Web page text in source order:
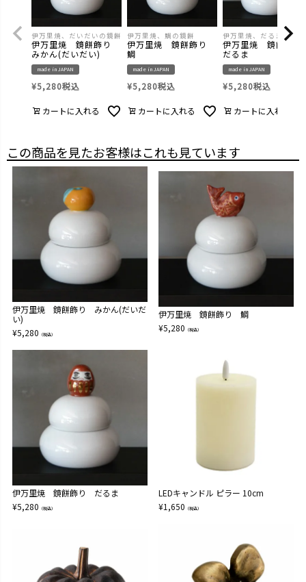
伊万里焼、だいだいの鏡餅
伊万里焼 鏡餅飾り
みかん(だいだい)
made in JAPAN
¥5,280税込
カートに入れる
伊万里焼、鯛の鏡餅
伊万里焼 鏡餅飾り
鯛
made in JAPAN
¥5,280税込
カートに入れる
伊万里焼、だるまの鏡餅
伊万里焼 鏡餅飾
だるま
made in JAPAN
¥5,280税込
カートに入れる
この商品を見たお客様はこれも見ています
伊万里焼 鏡餅飾り みかん(だいだ
い)
¥5,280 （税込）
伊万里焼 鏡餅飾り 鯛
¥5,280 （税込）
伊万里焼 鏡餅飾り だるま
¥5,280 （税込）
LEDキャンドル ピラー 10cm
¥1,650 （税込）